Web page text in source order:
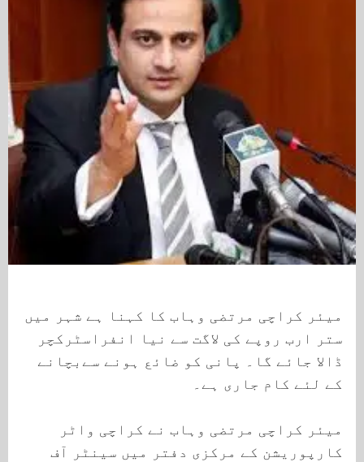
میئر کراچی مرتضی وہاب کا کہنا ہے شہر میں
ستر ارب روپے کی لاگت سے نیا انفراسٹرکچر
ڈالا جائے گا۔ پانی کو ضائع ہونے سےبچانے
کے لئے کام جاری ہے۔
میئر کراچی مرتضی وہاب نے کراچی واٹر
کارپوریشن کے مرکزی دفتر میں سینٹر آف